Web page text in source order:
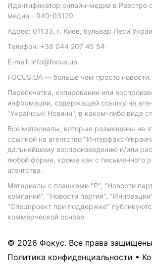
Идентификатор онлайн-медиа в Реестре
медиа - R40-03129
Адрес: 01133, г. Киев, бульвар Леси
Телефон: +38 044 207 45 54
E-mail: info@focus.ua
FOCUS.UA — больше чем просто новости.
Перепечатка, копирование или
информации, содержащей ссылку на
"Українські Новини", в каком-либо виде
Все материалы, которые размещены на
ссылкой на агентство "Интерфакс-
дальнейшему воспроизведению и/или
любой форме, кроме как с письменного
агентства.
Материалы с плашками "Р", "Новости
компаний", "Новости партий",
"Спецпроект при поддержке"
коммерческой основе.
© 2026 Фокус. Все права
Политика конфиденциальности •